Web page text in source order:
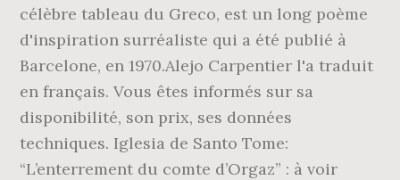
célèbre tableau du Greco, est un long poème
d'inspiration surréaliste qui a été publié à
Barcelone, en 1970.Alejo Carpentier l'a traduit
en français. Vous êtes informés sur sa
disponibilité, son prix, ses données
techniques. Iglesia de Santo Tome:
“L’enterrement du comte d’Orgaz” : à voir